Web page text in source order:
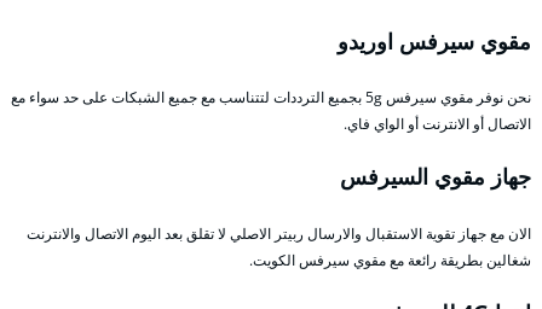
مقوي سيرفس اوريدو
نحن نوفر مقوي سيرفس 5g بجميع الترددات لتتناسب مع جميع الشبكات على حد سواء مع
الاتصال أو الانترنت أو الواي فاي.
جهاز مقوي السيرفس
الان مع جهاز تقوية الاستقبال والارسال ربيتر الاصلي لا تقلق بعد اليوم الاتصال والانترنت
شغالين بطريقة رائعة مع مقوي سيرفس الكويت.